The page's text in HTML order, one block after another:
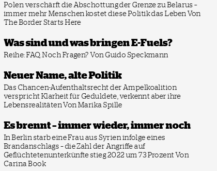
Polen verschärft die Abschottung der Grenze zu Belarus –
immer mehr Menschen kostet diese Politik das Leben Von
The Border Starts Here
Was sind und was bringen E-Fuels?
Reihe: FAQ. Noch Fragen? Von Guido Speckmann
Neuer Name, alte Politik
Das Chancen-Aufenthaltsrecht der Ampelkoalition
verspricht Klarheit für Geduldete, verkennt aber ihre
LebensrealitätenVon Marika Spille
Es brennt – immer wieder, immer noch
In Berlin starb eine Frau aus Syrien infolge eines
Brandanschlags – die Zahl der Angriffe auf
Geflüchtetenunterkünfte stieg 2022 um 73 ProzentVon
Carina Book